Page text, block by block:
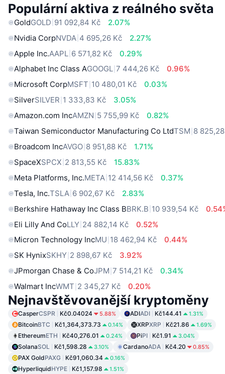
Populární aktiva z reálného světa
GoldGOLD 91 092,84 Kč
2.07%
Nvidia CorpNVDA 4 695,26 Kč
2.27%
Apple Inc.AAPL 6 571,82 Kč
0.29%
Alphabet Inc Class AGOOGL 7 444,26 Kč
0.96%
Microsoft CorpMSFT 10 480,01 Kč
0.03%
SilverSILVER 1 333,83 Kč
3.05%
Amazon.com IncAMZN 5 755,99 Kč
0.82%
Taiwan Semiconductor Manufacturing Co LtdTSM 8
Broadcom IncAVGO 8 951,88 Kč
1.71%
SpaceXSPCX 2 813,55 Kč
15.83%
Meta Platforms, Inc.META 12 414,56 Kč
0.37%
Tesla, Inc.TSLA 6 902,67 Kč
2.83%
Berkshire Hathaway Inc Class BBRK.B 10 939,54 Kč
Eli Lilly And CoLLY 24 882,14 Kč
0.52%
Micron Technology IncMU 18 462,94 Kč
0.44%
SK HynixSKHY 2 898,67 Kč
3.92%
JPmorgan Chase & CoJPM 7 514,21 Kč
0.34%
Walmart IncWMT 2 345,27 Kč 0.20%
Nejnavštěvovanější kryptoměny
CasperCSPR Kč0.04024 5.88% ADIADI Kč144.41 1.31%
BitcoinBTC Kč1,364,373.73 0.14% XRPXRP Kč21.86 1.69%
EthereumETH Kč40,276.01 0.24% PiPI Kč1.91 3.04%
SolanaSOL Kč1,598.28 3.10% CardanoADA Kč4.20 0.85%
PAX GoldPAXG Kč91,060.34 0.16%
HyperliquidHYPE Kč1,157.98 1.51%